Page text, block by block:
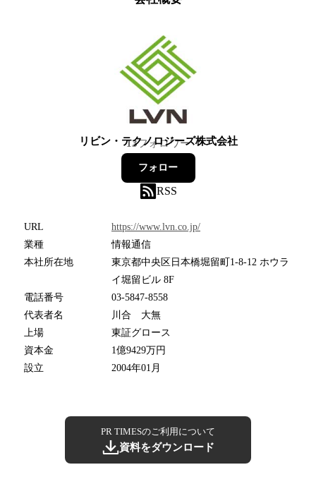
リビン・テクノロジーズ株式会社
13フォロワー
フォロー
RSS
URL
https://www.lvn.co.jp/
業種
情報通信
本社所在地
東京都中央区日本橋堀留町1-8-12 ホウラ
イ堀留ビル 8F
電話番号
03-5847-8558
代表者名
川合 大無
上場
東証グロース
資本金
1億9429万円
設立
2004年01月
PR TIMESのご利用について
資料をダウンロード